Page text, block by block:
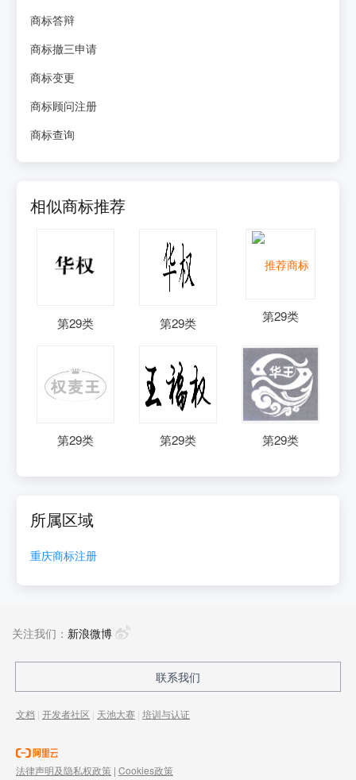
商标答辩
商标撤三申请
商标变更
商标顾问注册
商标查询
相似商标推荐
第29类 第29类 第29类
第29类 第29类 第29类
所属区域
重庆商标注册